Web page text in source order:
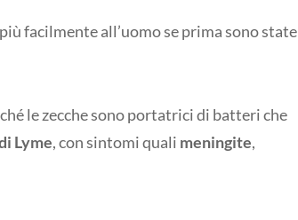
facilmente all’uomo se prima sono state
le zecche sono portatrici di batteri che
Lyme, con sintomi quali meningite,